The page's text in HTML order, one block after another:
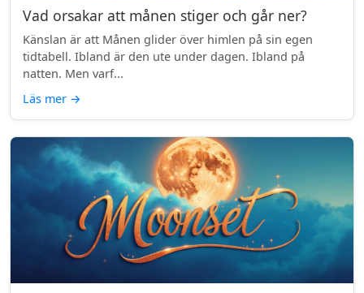
Vad orsakar att månen stiger och går ner?
Känslan är att Månen glider över himlen på sin egen
tidtabell. Ibland är den ute under dagen. Ibland på
natten. Men varf...
Läs mer →